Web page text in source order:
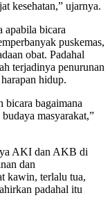
kesehatan,” ujarnya.
apabila bicara
puskemas,
obat. Padahal
terjadinya penurunan
hidup.
bicara bagaimana
masyarakat,”
AKI dan AKB di
dan
kawin, terlalu tua,
padahal itu